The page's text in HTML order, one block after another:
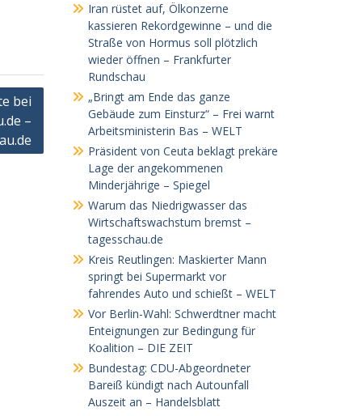
bei
–
Iran rüstet auf, Ölkonzerne
kassieren Rekordgewinne – und die
Straße von Hormus soll plötzlich
wieder öffnen – Frankfurter
Rundschau
„Bringt am Ende das ganze
Gebäude zum Einsturz“ – Frei warnt
Arbeitsministerin Bas – WELT
Präsident von Ceuta beklagt prekäre
Lage der angekommenen
Minderjährige – Spiegel
Warum das Niedrigwasser das
Wirtschaftswachstum bremst –
tagesschau.de
Kreis Reutlingen: Maskierter Mann
springt bei Supermarkt vor
fahrendes Auto und schießt – WELT
Vor Berlin-Wahl: Schwerdtner macht
Enteignungen zur Bedingung für
Koalition – DIE ZEIT
Bundestag: CDU-Abgeordneter
Bareiß kündigt nach Autounfall
Auszeit an – Handelsblatt